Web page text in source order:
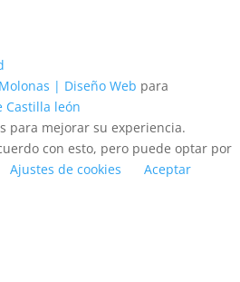
| Diseño Web para
Castilla león
para mejorar su experiencia.
con esto, pero puede optar por
Ajustes de cookies
Aceptar